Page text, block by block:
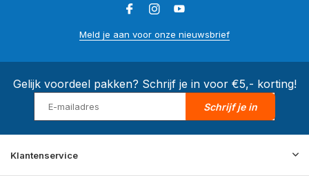
Meld je aan voor onze nieuwsbrief
Gelijk voordeel pakken? Schrijf je in voor €5,- korting!
Schrijf je in
Klantenservice